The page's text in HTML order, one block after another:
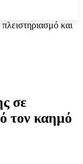
και
σε
τον καημό